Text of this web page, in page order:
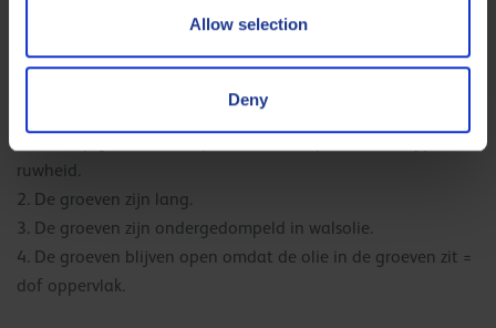
Allow selection
Deny
Bij het walsen met hydrodynamische smering zijn de
veel meer olie in de walsspleet:
ruwheid.
2. De groeven zijn lang.
3. De groeven zijn ondergedompeld in walsolie.
4. De groeven blijven open omdat de olie in de groeven zit =
dof oppervlak.